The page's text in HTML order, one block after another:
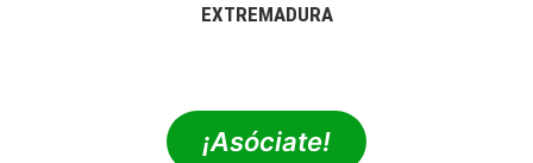
EXTREMADURA
¡Asóciate!